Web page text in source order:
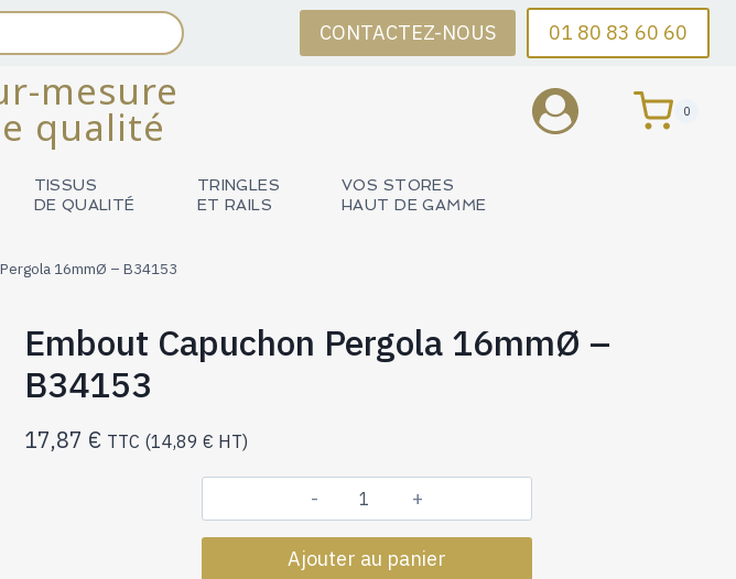
CONTACTEZ-NOUS 01 80 83 60 60
mesure
qualité
0
TISSUS
DE QUALITÉ
TRINGLES
ET RAILS
VOS STORES
HAUT DE GAMME
16mmØ – B34153
Embout Capuchon Pergola 16mmØ –
B34153
17,87 € TTC (14,89 € HT)
quantité
de
Embout
Ajouter au panier